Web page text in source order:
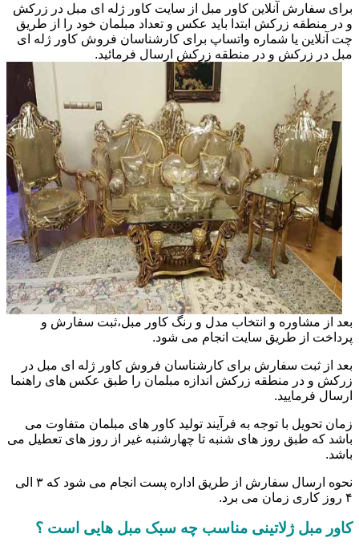
برای سفارش آنلاین کاور مبل از سایت کاور ژله ای مبل در زرکش
و در منطقه زرکش ابتدا باید عکس و تعداد مبلمان خود را از طریق
چت آنلاین یا شماره واتساپ برای کارشناسان فروش کاور ژله ای
مبل در زرکش و در منطقه زرکش ارسال فرمائید.
بعد از مشاوره و انتخاب مدل و رنگ کاور مبل،ثبت سفارش و
پرداخت از طریق سایت انجام می شود.
بعد از ثبت سفارش برای کارشناسان فروش کاور ژله ای مبل در
زرکش و در منطقه زرکش اندازه مبلمان را طبق عکس های راهنما
ارسال فرمایید.
زمان تحویل با توجه به فرآیند تولید کاور های مبلمان متفاوت می
باشد که طبق روز های شنبه تا چهارشنبه غیر از روز های تعطیل می
باشد.
نحوه ارسال سفارش از طریق اداره پست انجام می شود که ۳ الی
۴ روز کاری زمان می برد.
کاور مبل ژلاتینی مناسب چه سبک مبل هایی است ؟